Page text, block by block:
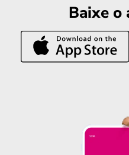
Baixe o